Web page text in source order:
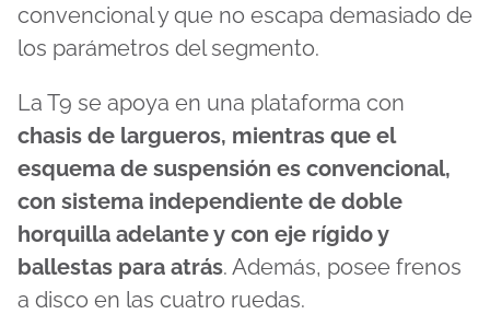
convencional y que no escapa demasiado de
los parámetros del segmento.
La T9 se apoya en una plataforma con
chasis de largueros, mientras que el
esquema de suspensión es convencional,
con sistema independiente de doble
horquilla adelante y con eje rígido y
ballestas para atrás. Además, posee frenos
a disco en las cuatro ruedas.